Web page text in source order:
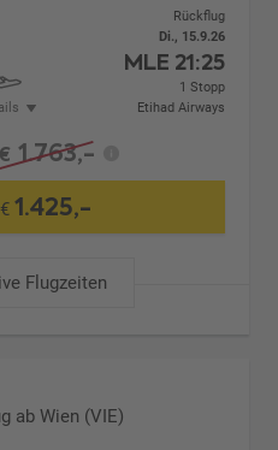
Rückflug
Di., 15.9.26
MLE 21:25
1 Stopp
Etihad Airways
1.763,-
1.425,-
Flugzeiten
ab Wien (VIE)